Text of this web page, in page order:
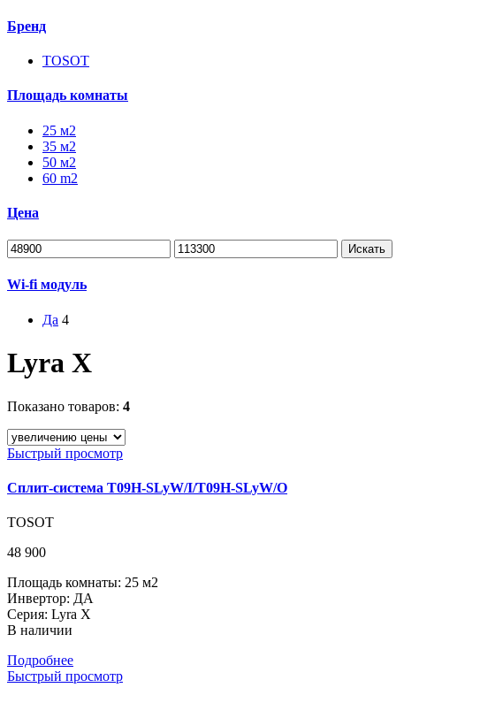
Бренд
TOSOT
Площадь комнаты
25 м2
35 м2
50 м2
60 m2
Цена
Искать
Wi-fi модуль
Да 4
Lyra X
Показано товаров: 4
Быстрый просмотр
Сплит-система T09H-SLyW/I/T09H-SLyW/O
TOSOT
48 900
Площадь комнаты: 25 м2
Инвертор: ДА
Серия: Lyra X
В наличии
Подробнее
Быстрый просмотр